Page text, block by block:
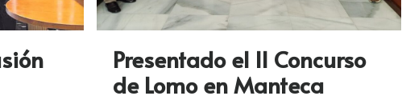
Presentado el II Concurso
de Lomo en Manteca